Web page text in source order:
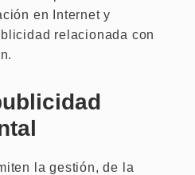
en Internet y
relacionada con
la gestión, de la